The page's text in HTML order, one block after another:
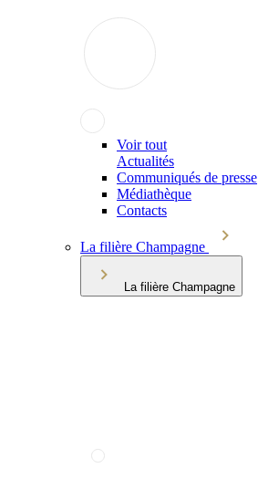
Voir tout
Actualités
Communiqués de presse
Médiathèque
Contacts
La filière Champagne
La filière Champagne